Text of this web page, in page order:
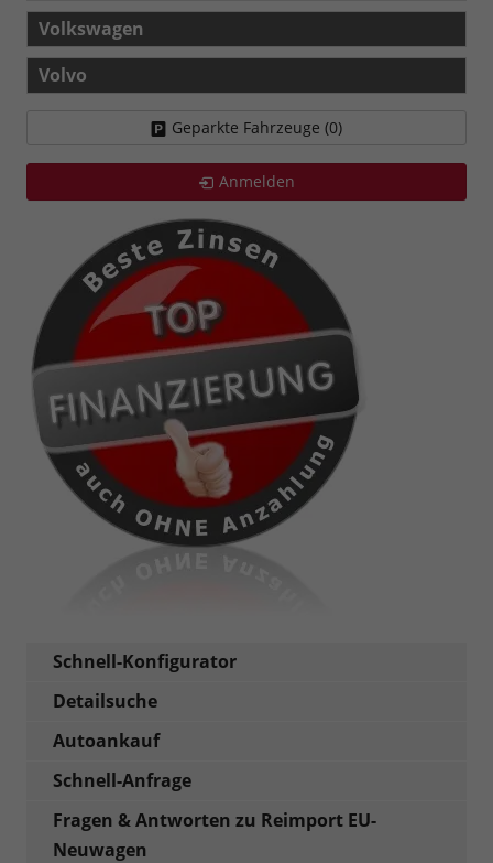
Volkswagen
Volvo
Geparkte Fahrzeuge (0)
Anmelden
Schnell-Konfigurator
Detailsuche
Autoankauf
Schnell-Anfrage
Fragen & Antworten zu Reimport EU-
Neuwagen